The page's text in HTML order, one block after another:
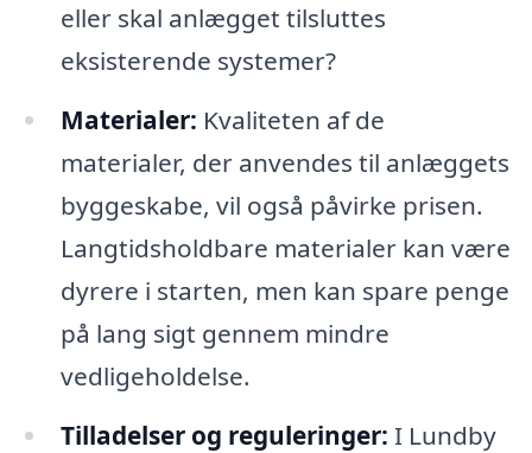
eller skal anlægget tilsluttes
eksisterende systemer?
Materialer: Kvaliteten af de
materialer, der anvendes til anlæggets
byggeskabe, vil også påvirke prisen.
Langtidsholdbare materialer kan være
dyrere i starten, men kan spare penge
på lang sigt gennem mindre
vedligeholdelse.
Tilladelser og reguleringer: I Lundby